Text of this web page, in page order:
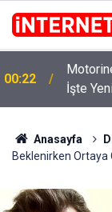
00:22
İşte
Anasayfa
Beklenirken Ortaya